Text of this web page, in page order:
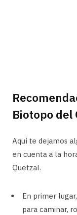
Biotopo del
Aquí te dejamos
en cuenta a la
Quetzal.
En primer
para caminar,